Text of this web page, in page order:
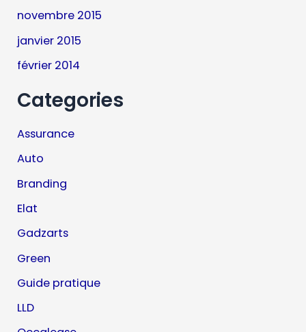
novembre 2015
janvier 2015
février 2014
Categories
Assurance
Auto
Branding
Elat
Gadzarts
Green
Guide pratique
LLD